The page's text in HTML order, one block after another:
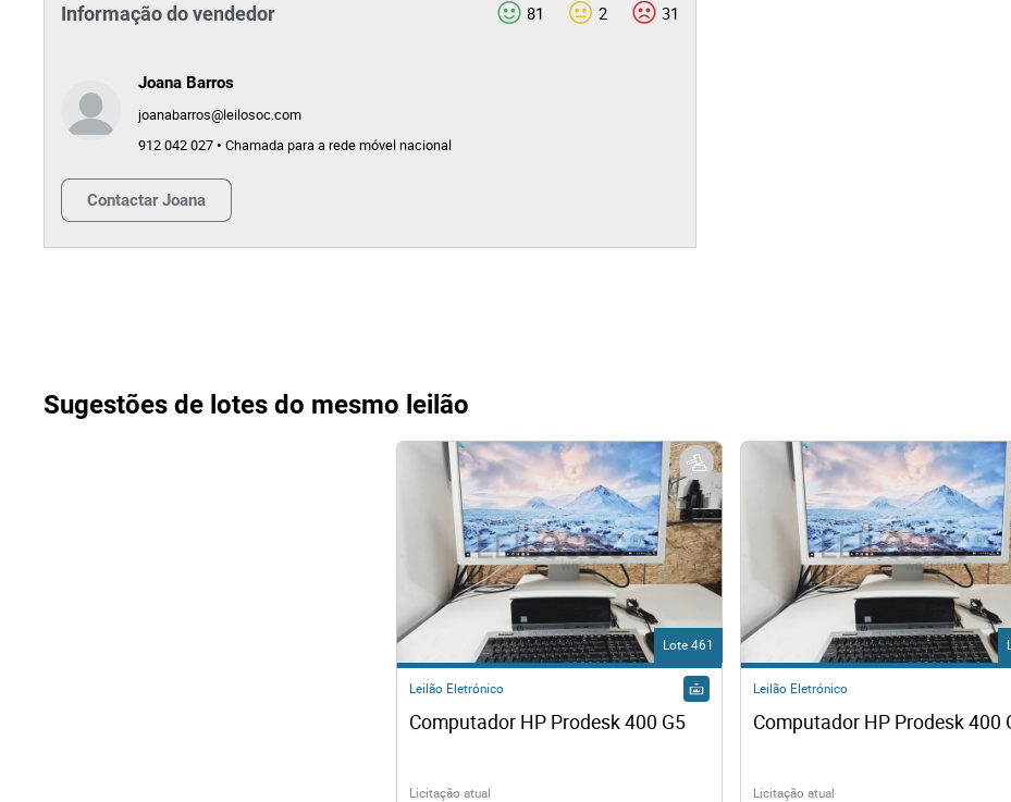
Informação do vendedor 81 2 31
Joana Barros
joanabarros@leilosoc.com
912 042 027 • Chamada para a rede móvel nacional
Contactar Joana
Sugestões de lotes do mesmo leilão
Lote 461
Leilão Eletrónico
Computador HP Prodesk 400 G5
Licitação atual
Leilão Eletrónico
Computador HP Prodesk 400
Licitação atual